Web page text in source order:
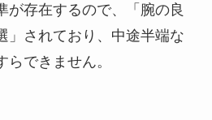
が存在するので、「腕の良
」されており、中途半端な
できません。